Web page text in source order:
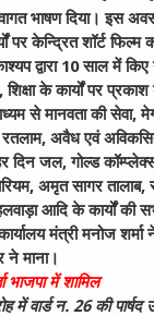
भाषण दिया। इस
पर केन्द्रित शॉर्ट फिल्म
द्वारा 10 साल में किए
के कार्यों पर प्रकाश
से मानवता की सेवा,
रतलाम, अवैध एवं
दिन जल, गोल्ड
अमृत सागर तालाब,
आदि के कार्यों की
मंत्री मनोज
ने माना।
भाजपा में शामिल
में वार्ड न. 26 की पार्षद